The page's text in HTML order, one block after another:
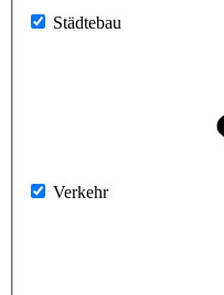
Städtebau
Verkehr